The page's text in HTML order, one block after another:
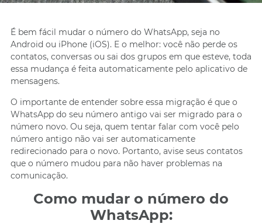
É bem fácil mudar o número do WhatsApp, seja no
Android ou iPhone (iOS). E o melhor: você não perde os
contatos, conversas ou sai dos grupos em que esteve, toda
essa mudança é feita automaticamente pelo aplicativo de
mensagens.
O importante de entender sobre essa migração é que o
WhatsApp do seu número antigo vai ser migrado para o
número novo. Ou seja, quem tentar falar com você pelo
número antigo não vai ser automaticamente
redirecionado para o novo. Portanto, avise seus contatos
que o número mudou para não haver problemas na
comunicação.
Como mudar o número do
WhatsApp: